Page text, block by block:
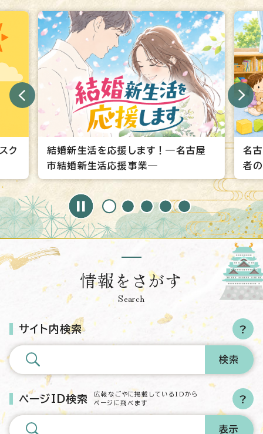
名古屋市こども誰でも通園制度（保護
者の方へのご案内）
名
す
情報をさがす
Search
サイト内検索
ページID検索
広報なごやに掲載しているIDから
ページに飛べます